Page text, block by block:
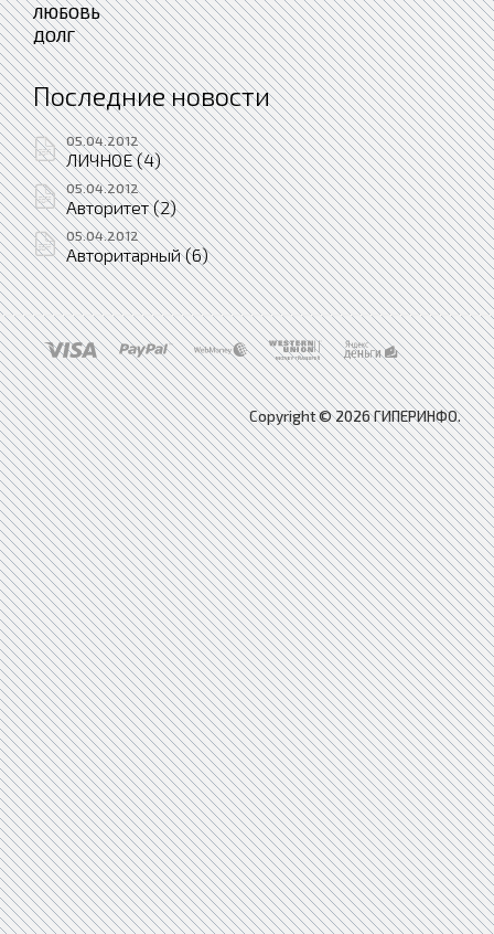
ЛЮБОВЬ
ДОЛГ
Последние новости
05.04.2012
ЛИЧНОЕ (4)
05.04.2012
Авторитет (2)
05.04.2012
Авторитарный (6)
Copyright © 2026 ГИПЕРИНФО.